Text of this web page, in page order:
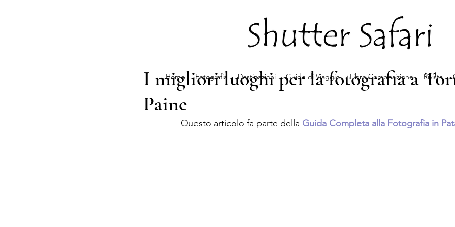
Home Fotografia Destinazioni Guide di Viaggio Libro Composizione Rivista
I migliori luoghi per la fotografia a
Paine
Questo articolo fa parte della Guida Completa alla Fotografia in